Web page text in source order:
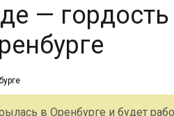
— гордость
в Оренбурге и будет